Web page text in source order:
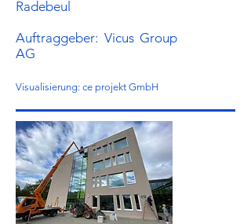
Radebeul
Auftraggeber:​ Vicus Group
AG
Visualisierung: ce projekt GmbH